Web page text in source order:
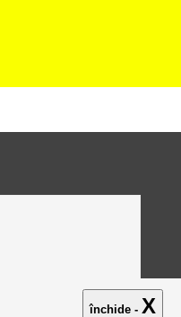
închide - X